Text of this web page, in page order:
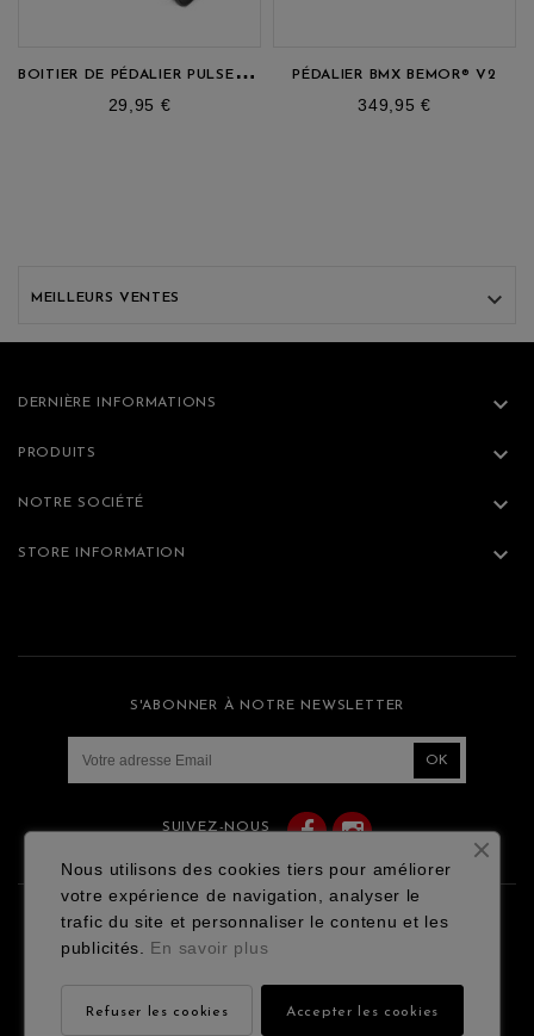
B
OITIER DE PÉDALIER PULSE® PRESSFIT
prix
29,95 €
PÉDALIER BMX BEMOR® V2
prix
349,95 €
MEILLEURS VENTES 
DERNIÈRE INFORMATIONS 
PRODUITS 
NOTRE SOCIÉTÉ 
STORE INFORMATION 
S'ABONNER À NOTRE NEWSLETTER
SUIVEZ-NOUS Facebook
Contact
Conditions générales de vente
Nous utilisons des cookies tiers pour améliorer
votre expérience de navigation, analyser le
trafic du site et personnaliser le contenu et les
publicités. En savoir plus
Accepter les cookies
Refuser les cookies